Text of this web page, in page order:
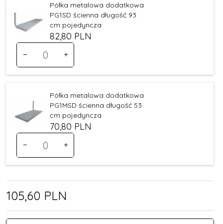
Półka metalowa dodatkowa
PG1SD ścienna długość 93
cm pojedyncza
82,80 PLN
Ilość
dla
produktu
237
Półka metalowa dodatkowa
PG1MSD ścienna długość 53
cm pojedyncza
70,80 PLN
Ilość
dla
produktu
244
105,60 PLN